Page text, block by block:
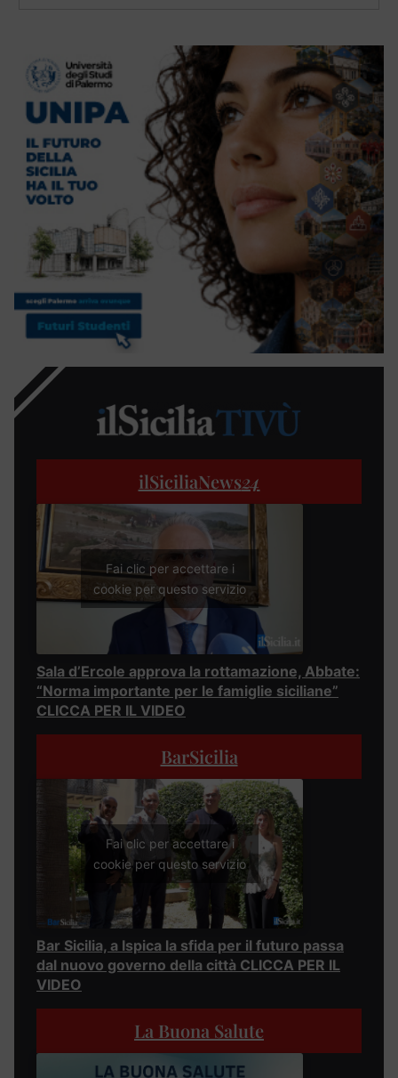
ilSiciliaNews24
Fai clic per accettare i
cookie per questo servizio
Sala d’Ercole approva la rottamazione, Abbate:
“Norma importante per le famiglie siciliane”
CLICCA PER IL VIDEO
BarSicilia
Fai clic per accettare i
cookie per questo servizio
Bar Sicilia, a Ispica la sfida per il futuro passa
dal nuovo governo della città CLICCA PER IL
VIDEO
La Buona Salute